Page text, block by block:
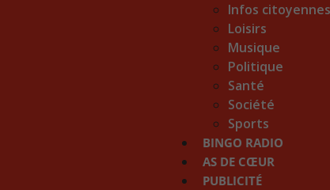
Infos citoyennes
Loisirs
Musique
Politique
Santé
Société
Sports
BINGO RADIO
AS DE CŒUR
PUBLICITÉ